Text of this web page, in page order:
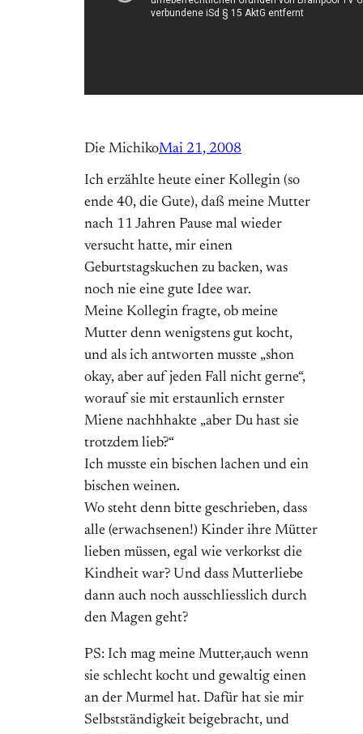
Die MichikoMai 21, 2008
Ich erzählte heute einer Kollegin (so
ende 40, die Gute), daß meine Mutter
nach 11 Jahren Pause mal wieder
versucht hatte, mir einen
Geburtstagskuchen zu backen, was
noch nie eine gute Idee war.
Meine Kollegin fragte, ob meine
Mutter denn wenigstens gut kocht,
und als ich antworten musste „shon
okay, aber auf jeden Fall nicht gerne“,
worauf sie mit erstaunlich ernster
Miene nachhhakte „aber Du hast sie
trotzdem lieb?“
Ich musste ein bischen lachen und ein
bischen weinen.
Wo steht denn bitte geschrieben, dass
alle (erwachsenen!) Kinder ihre Mütter
lieben müssen, egal wie verkorkst die
Kindheit war? Und dass Mutterliebe
dann auch noch ausschliesslich durch
den Magen geht?
PS: Ich mag meine Mutter,auch wenn
sie schlecht kocht und gewaltig einen
an der Murmel hat. Dafür hat sie mir
Selbstständigkeit beigebracht, und